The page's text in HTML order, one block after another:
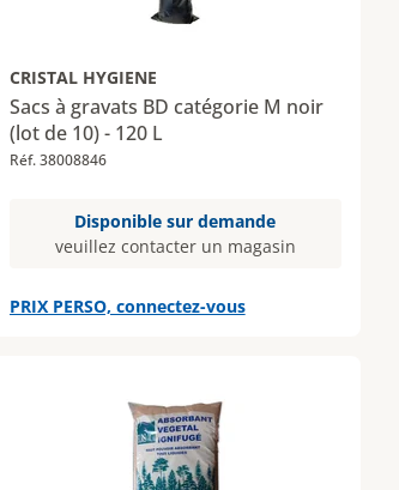
CRISTAL HYGIENE
Sacs à gravats BD catégorie M noir
(lot de 10) - 120 L
Réf. 38008846
Disponible sur demande
veuillez contacter un magasin
PRIX PERSO, connectez-vous